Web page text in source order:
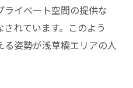
時間を浅草橋で味わう
アのエステ活用法
肌を目指すポイント
浅草橋エステの魅力
イベート空間の提供な
れています。このよう
姿勢が浅草橋エリアの人